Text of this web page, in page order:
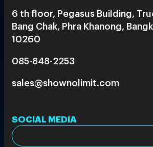
6 th floor, Pegasus Building,
Bang Chak, Phra Khanong,
10260
085-848-2253
sales@shownolimit.com
SOCIAL MEDIA